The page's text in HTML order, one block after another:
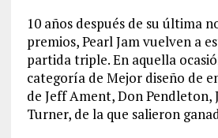
10 años después de su última
premios, Pearl Jam vuelven a
partida triple. En aquella
categoría de Mejor diseño de
de Jeff Ament, Don Pendleton,
Turner, de la que salieron